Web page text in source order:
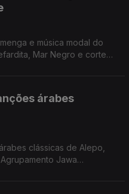
e música modal do
Mar Negro e corte
árabes
clássicas de Alepo,
Jawa